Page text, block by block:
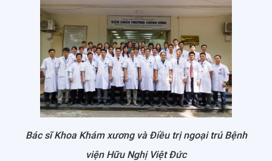
Bác sĩ Khoa Khám xương và Điều trị ngoại trú Bệnh
viện Hữu Nghị Việt Đức